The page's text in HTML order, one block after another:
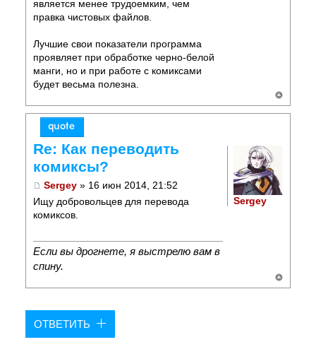
является менее трудоемким, чем
правка чистовых файлов.
Лучшие свои показатели программа
проявляет при обработке черно-белой
манги, но и при работе с комиксами
будет весьма полезна.
Re: Как переводить
комиксы?
Sergey » 16 июн 2014, 21:52
Ищу добровольцев для перевода
комиксов.
Если вы дрогнете, я выстрелю вам в
спину.
Sergey
ОТВЕТИТЬ